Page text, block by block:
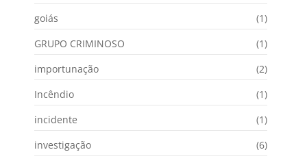
goiás
(1)
GRUPO CRIMINOSO
(1)
importunação
(2)
Incêndio
(1)
incidente
(1)
investigação
(6)